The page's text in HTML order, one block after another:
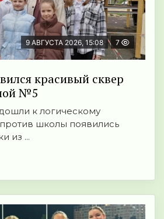
9 АВГУСТА 2026, 15:08 7
красивый сквер
№5
к логическому
школы появились
из ...